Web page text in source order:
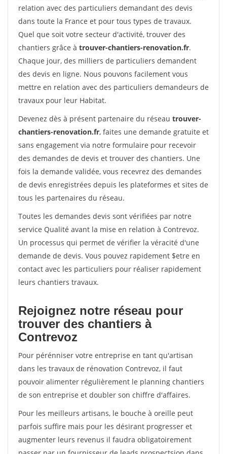
relation avec des particuliers demandant des devis
dans toute la France et pour tous types de travaux.
Quel que soit votre secteur d'activité, trouver des
chantiers grâce à trouver-chantiers-renovation.fr.
Chaque jour, des milliers de particuliers demandent
des devis en ligne. Nous pouvons facilement vous
mettre en relation avec des particuliers demandeurs de
travaux pour leur Habitat.
Devenez dès à présent partenaire du réseau trouver-
chantiers-renovation.fr, faites une demande gratuite et
sans engagement via notre formulaire pour recevoir
des demandes de devis et trouver des chantiers. Une
fois la demande validée, vous recevrez des demandes
de devis enregistrées depuis les plateformes et sites de
tous les partenaires du réseau.
Toutes les demandes devis sont vérifiées par notre
service Qualité avant la mise en relation à Contrevoz.
Un processus qui permet de vérifier la véracité d'une
demande de devis. Vous pouvez rapidement $etre en
contact avec les particuliers pour réaliser rapidement
leurs chantiers travaux.
Rejoignez notre réseau pour
trouver des chantiers à
Contrevoz
Pour pérénniser votre entreprise en tant qu'artisan
dans les travaux de rénovation Contrevoz, il faut
pouvoir alimenter régulièrement le planning chantiers
de son entreprise et doubler son chiffre d'affaires.
Pour les meilleurs artisans, le bouche à oreille peut
parfois suffire mais pour les désirant progresser et
augmenter leurs revenus il faudra obligatoirement